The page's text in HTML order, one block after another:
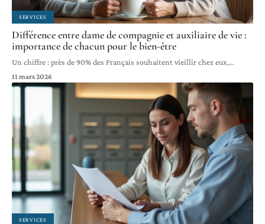
SERVICES
Différence entre dame de compagnie et auxiliaire de vie :
importance de chacun pour le bien-être
Un chiffre : près de 90% des Français souhaitent vieillir chez eux,…
11 mars 2026
SERVICES